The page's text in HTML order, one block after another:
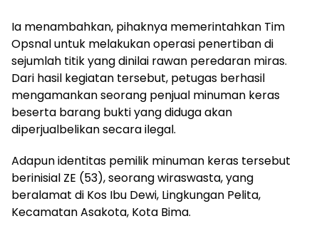
Ia menambahkan, pihaknya memerintahkan Tim
Opsnal untuk melakukan operasi penertiban di
sejumlah titik yang dinilai rawan peredaran miras.
Dari hasil kegiatan tersebut, petugas berhasil
mengamankan seorang penjual minuman keras
beserta barang bukti yang diduga akan
diperjualbelikan secara ilegal.
Adapun identitas pemilik minuman keras tersebut
berinisial ZE (53), seorang wiraswasta, yang
beralamat di Kos Ibu Dewi, Lingkungan Pelita,
Kecamatan Asakota, Kota Bima.